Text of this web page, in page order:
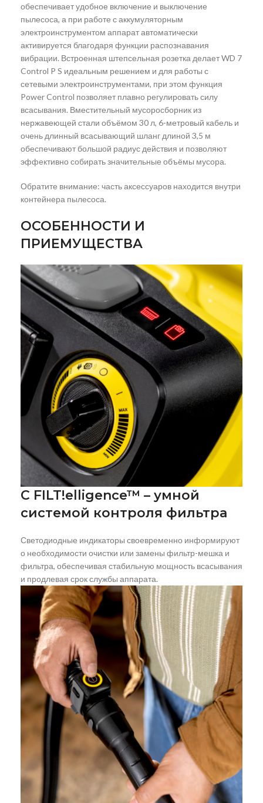
обеспечивает удобное включение и выключение
пылесоса, а при работе с аккумуляторным
электроинструментом аппарат автоматически
активируется благодаря функции распознавания
вибрации. Встроенная штепсельная розетка делает WD 7
Control P S идеальным решением и для работы с
сетевыми электроинструментами, при этом функция
Power Control позволяет плавно регулировать силу
всасывания. Вместительный мусоросборник из
нержавеющей стали объёмом 30 л, 6-метровый кабель и
очень длинный всасывающий шланг длиной 3,5 м
обеспечивают большой радиус действия и позволяют
эффективно собирать значительные объёмы мусора.
Обратите внимание: часть аксессуаров находится внутри
контейнера пылесоса.
ОСОБЕННОСТИ И
ПРИЕМУЩЕСТВА
С FILT!elligence™ – умной
системой контроля фильтра
Светодиодные индикаторы своевременно информируют
о необходимости очистки или замены фильтр-мешка и
фильтра, обеспечивая стабильную мощность всасывания
и продлевая срок службы аппарата.